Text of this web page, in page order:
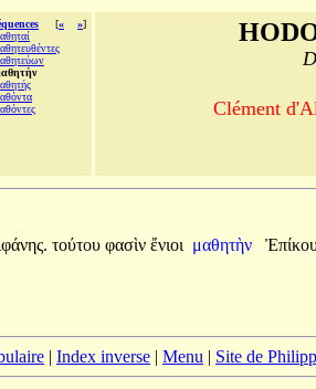
[« »]
Clément
τούτου φασὶν ἔνιοι μαθητὴν
| Index inverse | Menu | Site de